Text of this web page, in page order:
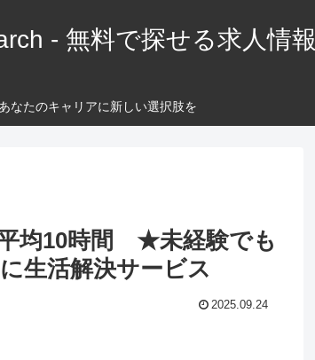
- 無料で探せる求人情報
なたのキャリアに新しい選択肢を
均10時間 ★未経験でも
生活解決サービス
2025.09.24